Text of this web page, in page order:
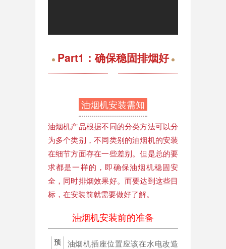
Part1：确保稳固排烟好
油烟机安装需知
油烟机产品根据不同的分类方法可以分
为多个类别，不同类别的油烟机的安装
在细节方面存在一些差别。但是总的要
求都是一样的，即确保油烟机稳固安
全，同时排烟效果好。而要达到这些目
标，在安装前就需要做好了解。
油烟机安装前的准备
预
油烟机插座位置应该在水电改造